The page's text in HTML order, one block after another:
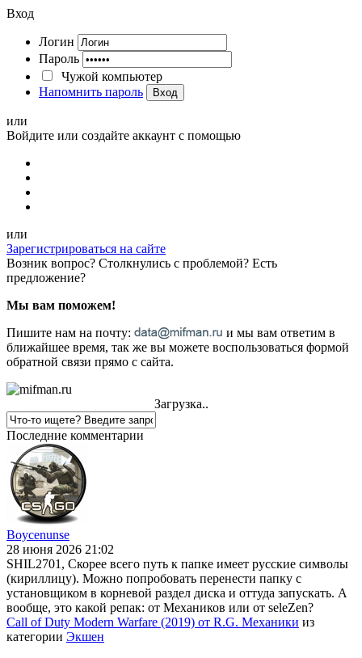
Вход
Логин
Пароль
Чужой компьютер
Напомнить пароль
Вход
или
Войдите или создайте аккаунт с помощью
или
Зарегистрироваться на сайте
Возник вопрос? Столкнулись с проблемой? Есть
предложение?
Мы вам поможем!
Пишите нам на почту:
и мы вам ответим в
ближайшее время, так же вы можете воспользоваться формой
обратной связи прямо с сайта.
Загрузка..
Последние комментарии
Boycenunse
28 июня 2026 21:02
SHIL2701, Скорее всего путь к папке имеет русские символы
(кириллицу). Можно попробовать перенести папку с
установщиком в корневой раздел диска и оттуда запускать. А
вообще, это какой репак: от Механиков или от seleZen?
Call of Duty Modern Warfare (2019) от R.G. Механики из
категории Экшен